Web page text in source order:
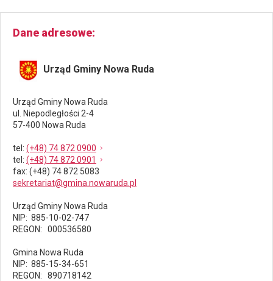
Dane adresowe
Urząd Gminy Nowa Ruda
Urząd Gminy Nowa Ruda
ul. Niepodległości 2-4
57-400 Nowa Ruda
tel : (+48) 74 872 0900
tel : (+48) 74 872 0901
fax: (+48) 74 872 5083
sekretariat@gmina.nowaruda.pl
Urząd Gminy Nowa Ruda
NIP: 885-10-02-747
REGON: 000536580
Gmina Nowa Ruda
NIP: 885-15-34-651
REGON: 890718142